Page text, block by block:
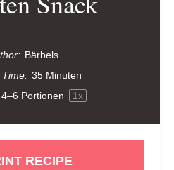
Bärbels
Time: 35 Minuten
4–6 Portionen 1x
RECIPE